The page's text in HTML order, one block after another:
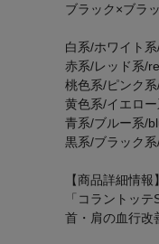
ブラック×ブラ
白系/ホワイト
赤系/レッド系/
桃色系/ピンク
黄色系/イエロ
青系/ブルー系/
黒系/ブラック
【商品詳細情報】
「コラントッ
首・肩の血行改